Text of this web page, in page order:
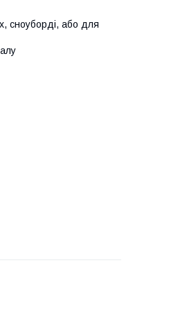
сноуборді, або для